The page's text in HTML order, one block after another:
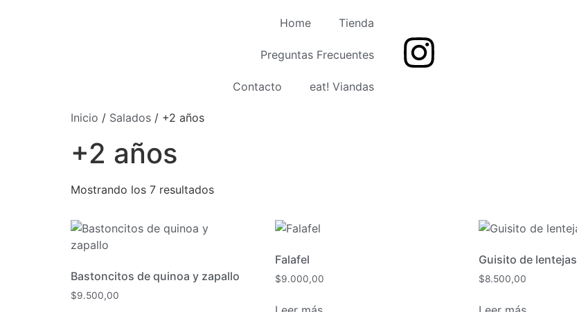
Home Tienda
Preguntas Frecuentes
Contacto eat! Viandas
Inicio / Salados / +2 años
+2 años
Mostrando los 7 resultados
Bastoncitos de quinoa y zapallo
$9.500,00
Falafel
$9.000,00
Guisito de lentejas
$8.500,00